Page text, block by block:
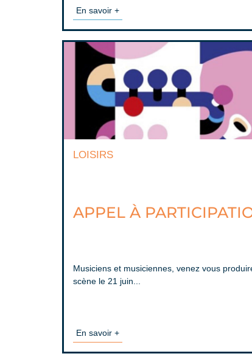
En savoir +
LOISIRS
APPEL À
Musiciens et musiciennes, venez vous
scène le 21 juin...
En savoir +